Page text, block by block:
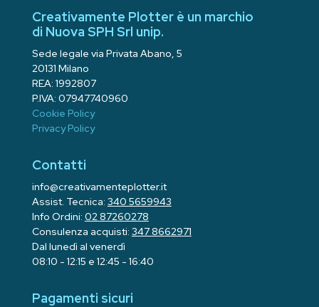
Creativamente Plotter è un marchio
di Nuova SPH Srl unip.
Sede legale via Privata Abano, 5
20131 Milano
REA: 1992807
P.IVA: 07947740960
Cookie Policy
Privacy Policy
Contatti
info@creativamenteplotter.it
Assist. Tecnica: 340 5659943
Info Ordini: 02 87260278
Consulenza acquisti: 347 8662971
Dal lunedì al venerdì
08:10 - 12:15 e 12:45 - 16:40
Pagamenti sicuri